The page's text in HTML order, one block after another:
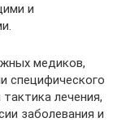
и
медиков,
специфического
лечения,
заболевания и